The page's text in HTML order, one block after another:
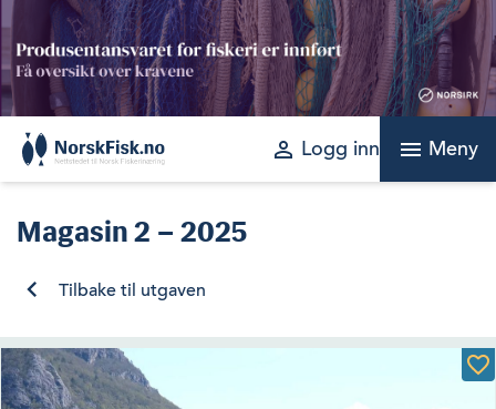
Skip
to
content
perm_identity Logg inn menu Meny
Magasin2 – 2025
Tilbake til utgaven